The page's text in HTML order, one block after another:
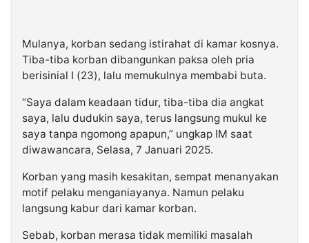
Media
Holding
Mulanya, korban sedang istirahat di kamar kosnya.
Tiba-tiba korban dibangunkan paksa oleh pria
berisinial I (23), lalu memukulnya membabi buta.
“Saya dalam keadaan tidur, tiba-tiba dia angkat
saya, lalu dudukin saya, terus langsung mukul ke
saya tanpa ngomong apapun,” ungkap IM saat
diwawancara, Selasa, 7 Januari 2025.
Korban yang masih kesakitan, sempat menanyakan
motif pelaku menganiayanya. Namun pelaku
langsung kabur dari kamar korban.
Sebab, korban merasa tidak memiliki masalah